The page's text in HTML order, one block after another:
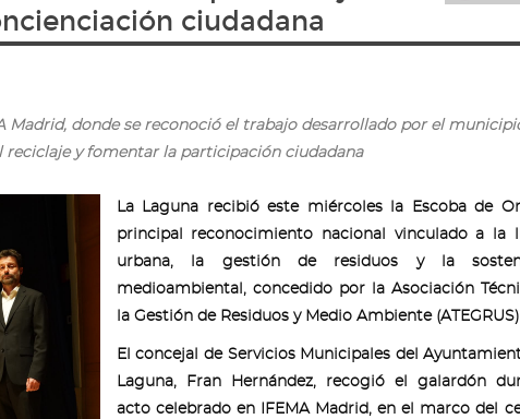
ciudadana
Madrid, donde se reconoció el trabajo desarrollado por el
y fomentar la participación ciudadana
La Laguna recibió este miércoles la Escoba de
principal reconocimiento nacional vinculado a la
urbana, la gestión de residuos y la
medioambiental, concedido por la Asociación
la Gestión de Residuos y Medio Ambiente
El concejal de Servicios Municipales del
Laguna, Fran Hernández, recogió el galardón
acto celebrado en IFEMA Madrid, en el marco del